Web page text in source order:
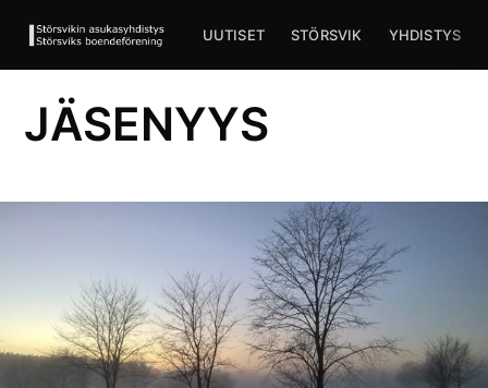
UUTISET STÖRSVIK YHDISTYS
JÄSENYYS